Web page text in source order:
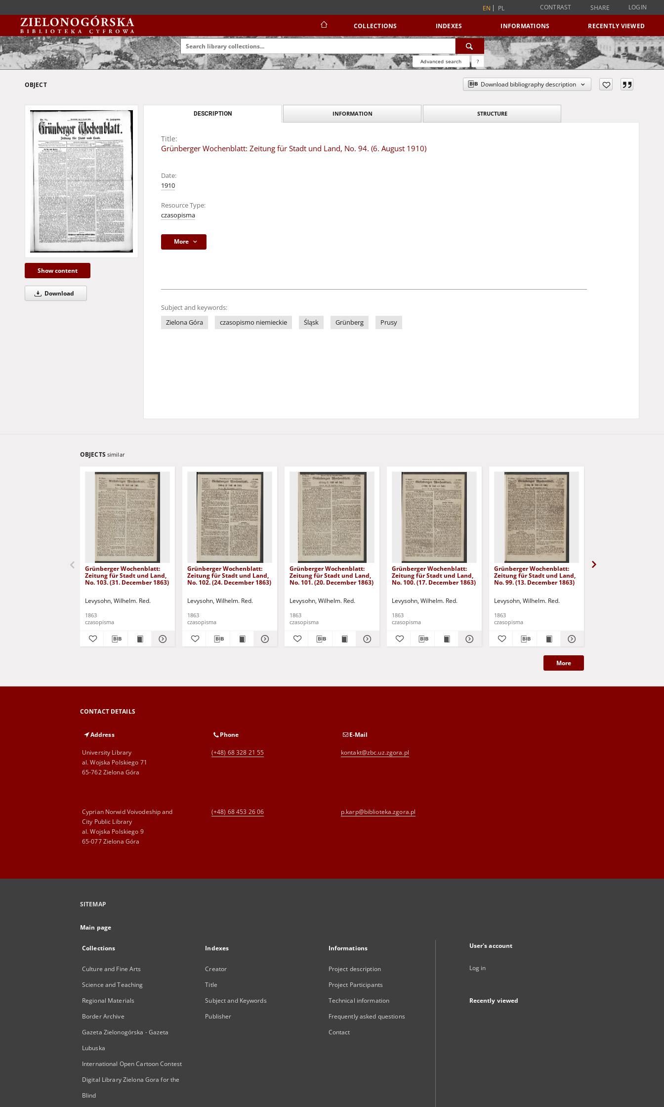
EN PL CONTRAST SHARE LOGIN
COLLECTIONS INDEXES INFORMATIONS RECENTLY VIEWED
Advanced search ?
OBJECT Download bibliography description
Show content
Download
DESCRIPTION INFORMATION STRUCTURE
Title:
Grünberger Wochenblatt: Zeitung für Stadt und Land, No. 94. (6. August 1910)
Date:
1910
Resource Type:
czasopisma
More
Subject and keywords:
Zielona Góra
czasopismo niemieckie Śląsk Grünberg Prusy
OBJECTS similar
Grünberger Wochenblatt:
Zeitung für Stadt und Land,
No. 103. (31. December 1863)
Levysohn, Wilhelm. Red.
1863
czasopisma
Grünberger Wochenblatt:
Zeitung für Stadt und Land,
No. 102. (24. December 1863)
Levysohn, Wilhelm. Red.
1863
czasopisma
Grünberger Wochenblatt:
Zeitung für Stadt und Land,
No. 101. (20. December 1863)
Levysohn, Wilhelm. Red.
1863
czasopisma
Grünberger Wochenblatt:
Zeitung für Stadt und Land,
No. 100. (17. December 1863)
Levysohn, Wilhelm. Red.
1863
czasopisma
Grünberger Wochenblatt:
Zeitung für Stadt und Land,
No. 99. (13. December 1863)
Levysohn, Wilhelm. Red.
1863
czasopisma
More
CONTACT DETAILS
Address
University Library
al. Wojska Polskiego 71
65-762 Zielona Góra
Phone
(+48) 68 328 21 55
E-Mail
kontakt@zbc.uz.zgora.pl
Cyprian Norwid Voivodeship and
City Public Library
al. Wojska Polskiego 9
65-077 Zielona Góra
(+48) 68 453 26 06 p.karp@biblioteka.zgora.pl
SITEMAP
Main page
Collections
Culture and Fine Arts
Science and Teaching
Regional Materials
Border Archive
Gazeta Zielonogórska - Gazeta
Lubuska
International Open Cartoon Contest
Digital Library Zielona Gora for the
Blind
Indexes
Creator
Title
Subject and Keywords
Publisher
Informations
Project description
Project Participants
Technical information
Frequently asked questions
Contact
User's account
Log in
Recently viewed